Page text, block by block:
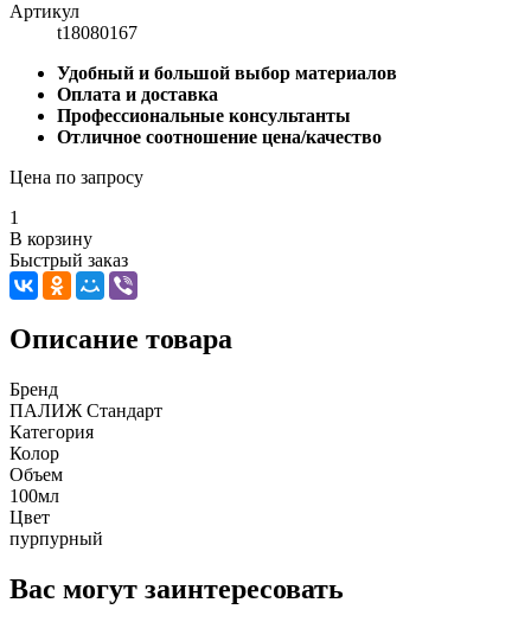
Артикул
t18080167
Удобный и большой выбор материалов
Оплата и доставка
Профессиональные консультанты
Отличное соотношение цена/качество
Цена по запросу
1
В корзину
Быстрый заказ
Описание товара
Бренд
ПАЛИЖ Стандарт
Категория
Колор
Объем
100мл
Цвет
пурпурный
Вас могут заинтересовать